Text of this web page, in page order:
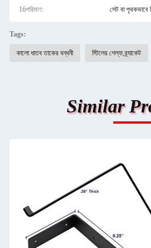
16পরিমাণ: সেট বা পৃথকভাবে
Tags:
কালো ধাতব তাকের বন্ধনী স্টিলের শেল্ফ ব্র্যাকেট
Similar